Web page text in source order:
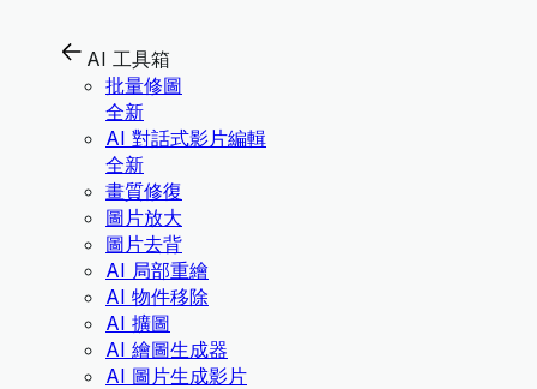
AI 工具箱
批量修圖
全新
AI 對話式影片編輯
全新
畫質修復
圖片放大
圖片去背
AI 局部重繪
AI 物件移除
AI 擴圖
AI 繪圖生成器
AI 圖片生成影片